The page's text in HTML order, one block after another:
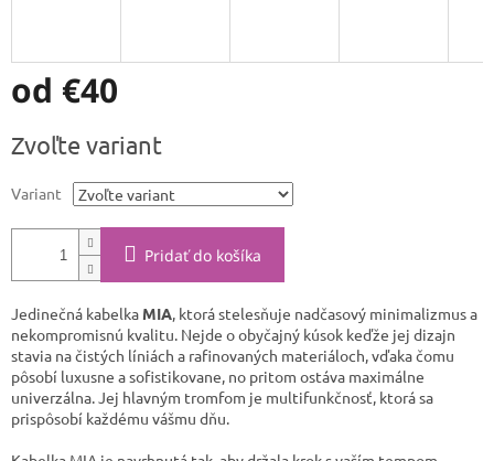
od €40
cena:
Zvoľte variant
Variant
Pridať do košíka
Jedinečná kabelka MIA, ktorá stelesňuje nadčasový minimalizmus a
nekompromisnú kvalitu. Nejde o obyčajný kúsok keďže jej dizajn
stavia na čistých líniách a rafinovaných materiáloch, vďaka čomu
pôsobí luxusne a sofistikovane, no pritom ostáva maximálne
univerzálna. Jej hlavným tromfom je multifunkčnosť, ktorá sa
prispôsobí každému vášmu dňu.